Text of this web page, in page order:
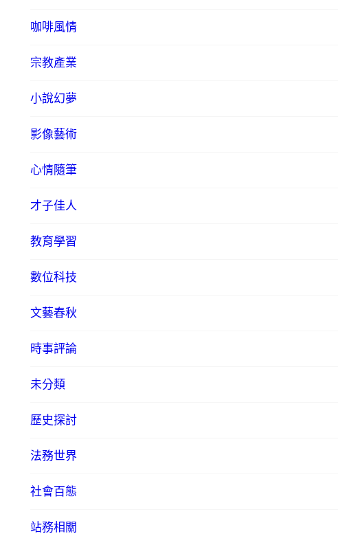
咖啡風情
宗教產業
小說幻夢
影像藝術
心情隨筆
才子佳人
教育學習
數位科技
文藝春秋
時事評論
未分類
歷史探討
法務世界
社會百態
站務相關